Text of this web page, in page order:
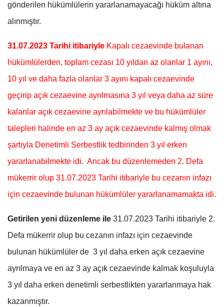
gönderilen hükümlülerin yararlanamayacağı hüküm altına
alınmıştır.
31.07.2023 Tarihi itibariyle Kapalı cezaevinde bulanan
hükümlülerden, toplam cezası 10 yıldan az olanlar 1 ayını,
10 yıl ve daha fazla olanlar 3 ayını kapalı cezaevinde
geçirip açık cezaevine ayrılmasına 3 yıl veya daha az süre
kalanlar açık cezaevine ayrılabilmekte ve bu hükümlüler
talepleri halinde en az 3 ay açık cezaevinde kalmış olmak
şartıyla Denetimli Serbestlik tedbirinden 3 yıl erken
yararlanabilmekte idi. Ancak bu düzenlemeden 2. Defa
mükerrir olup 31.07.2023 Tarihi itibariyle bu cezanın infazı
için cezaevinde bulunan hükümlüler yararlanamamakta idi.
Getirilen yeni düzenleme ile 31.07.2023 Tarihi itibariyle 2.
Defa mükerrir olup bu cezanın infazı için cezaevinde
bulunan hükümlüler de 3 yıl daha erken açık cezaevine
ayrılmaya ve en az 3 ay açık cezaevinde kalmak koşuluyla
3 yıl daha erken denetimli serbestlikten yararlanmaya hak
kazanmıştır.